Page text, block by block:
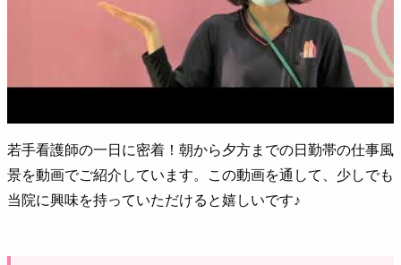
若手看護師の一日に密着！朝から夕方までの日勤帯の仕事風
景を動画でご紹介しています。この動画を通して、少しでも
当院に興味を持っていただけると嬉しいです♪